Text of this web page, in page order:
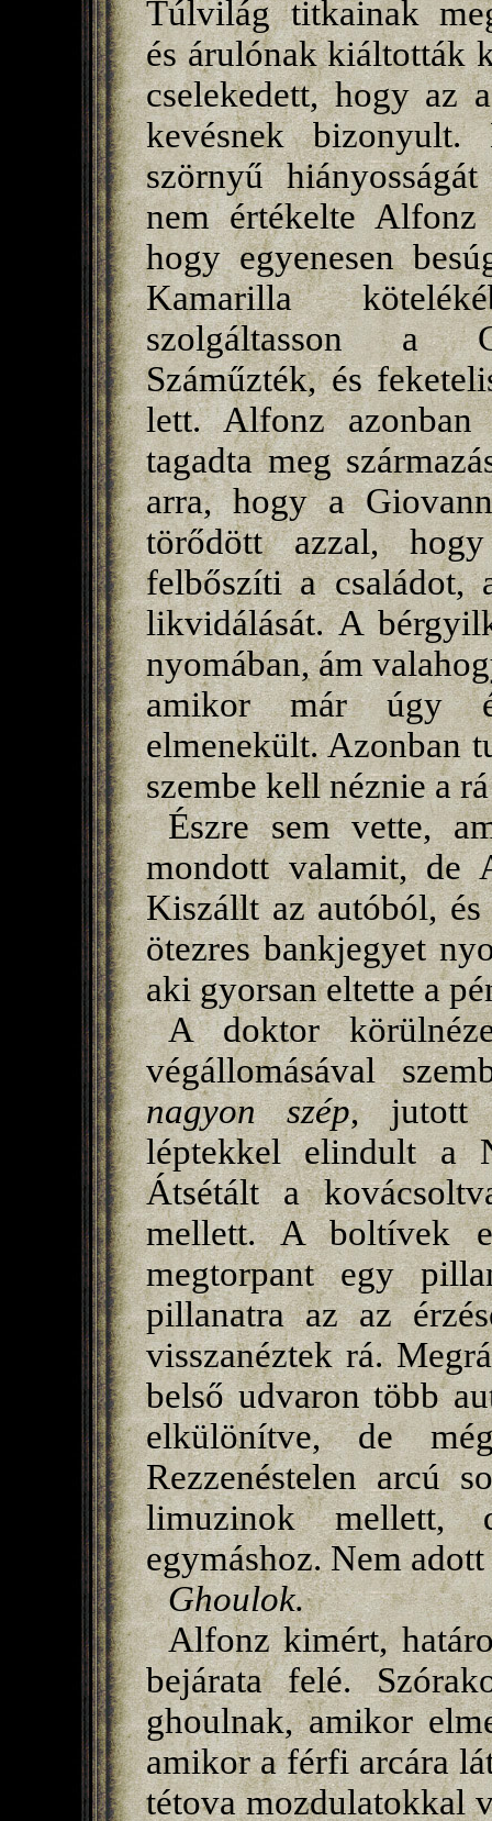
Túlvilág titkainak
és árulónak kiáltották
cselekedett, hogy az
kevésnek bizonyult.
szörnyű
nem értékelte Alfonz
hogy egyenesen
Kamarilla
szolgáltasson a
Száműzték, és
lett. Alfonz azonban
tagadta meg
arra, hogy a
törődött azzal,
felbőszíti a családot,
likvidálását. A
nyomában, ám
amikor már úgy
elmenekült. Azonban
szembe kell néznie a
Észre sem vette,
mondott valamit, de
Kiszállt az autóból,
ötezres bankjegyet
aki gyorsan eltette a
A doktor
végállomásával
nagyon szép, jutott
léptekkel elindult a
Átsétált a
mellett. A boltívek
megtorpant egy
pillanatra az az
visszanéztek rá.
belső udvaron több
elkülönítve, de
Rezzenéstelen arcú
limuzinok
egymáshoz. Nem
Ghoulok.
Alfonz kimért,
bejárata felé.
ghoulnak, amikor
amikor a férfi arcára
tétova mozdulatokkal